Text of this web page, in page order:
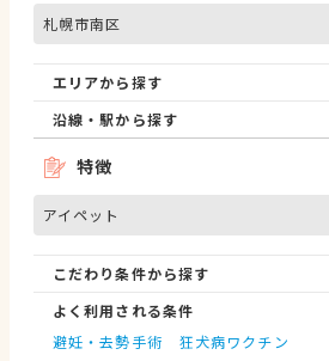
札幌市南区
エリアから探す
沿線・駅から探す
特徴
アイペット
こだわり条件から探す
よく利用される条件
避妊・去勢手術
狂犬病ワクチン